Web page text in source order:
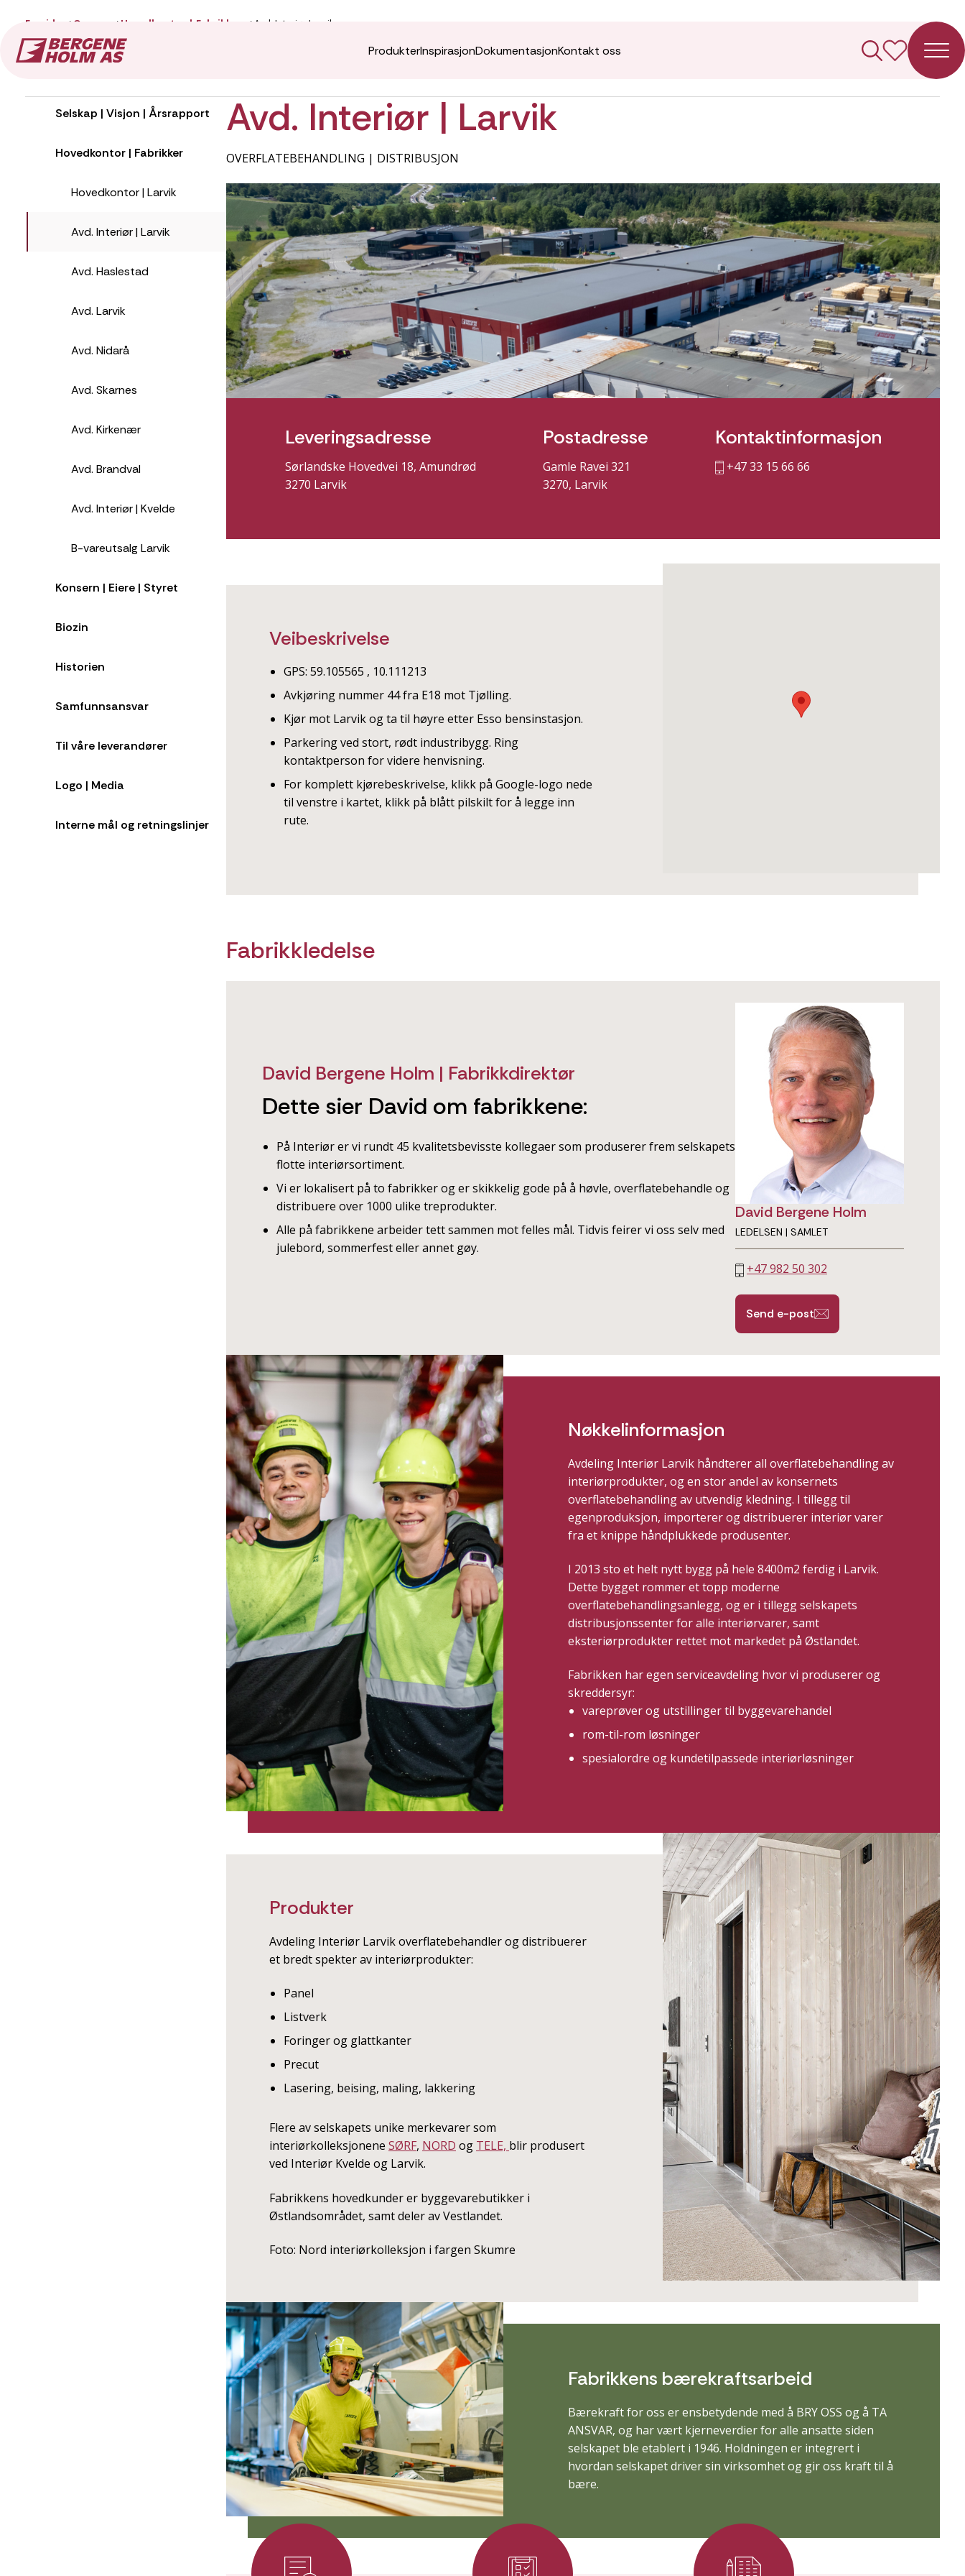
ProdukterInspirasjonDokumentasjonKontakt oss
Forside Om oss Hovedkontor | Fabrikker Avd. Interiør Larvik
Om oss
Selskap | Visjon | Årsrapport
Hovedkontor | Fabrikker
Hovedkontor | Larvik
Avd. Interiør | Larvik
Avd. Haslestad
Avd. Larvik
Avd. Nidarå
Avd. Skarnes
Avd. Kirkenær
Avd. Brandval
Avd. Interiør | Kvelde
B-vareutsalg Larvik
Konsern | Eiere | Styret
Biozin
Historien
Samfunnsansvar
Til våre leverandører
Logo | Media
Interne mål og retningslinjer
Avd. Interiør | Larvik
OVERFLATEBEHANDLING | DISTRIBUSJON
Leveringsadresse
Sørlandske Hovedvei 18, Amundrød
3270 Larvik
Postadresse
Gamle Ravei 321
3270, Larvik
Kontaktinformasjon
+47 33 15 66 66
Veibeskrivelse
GPS: 59.105565 , 10.111213
Avkjøring nummer 44 fra E18 mot Tjølling.
Kjør mot Larvik og ta til høyre etter Esso bensinstasjon.
Parkering ved stort, rødt industribygg. Ring
kontaktperson for videre henvisning.
For komplett kjørebeskrivelse, klikk på Google-logo nede
til venstre i kartet, klikk på blått pilskilt for å legge inn
rute.
Fabrikkledelse
David Bergene Holm | Fabrikkdirektør
Dette sier David om fabrikkene:
På Interiør er vi rundt 45 kvalitetsbevisste kollegaer som produserer frem selskapets
flotte interiørsortiment.
Vi er lokalisert på to fabrikker og er skikkelig gode på å høvle, overflatebehandle og
distribuere over 1000 ulike treprodukter.
Alle på fabrikkene arbeider tett sammen mot felles mål. Tidvis feirer vi oss selv med
julebord, sommerfest eller annet gøy.
David Bergene Holm
LEDELSEN | SAMLET
+47 982 50 302
Send e-post
Nøkkelinformasjon
Avdeling Interiør Larvik håndterer all overflatebehandling av
interiørprodukter, og en stor andel av konsernets
overflatebehandling av utvendig kledning. I tillegg til
egenproduksjon, importerer og distribuerer interiør varer
fra et knippe håndplukkede produsenter.
I 2013 sto et helt nytt bygg på hele 8400m2 ferdig i Larvik.
Dette bygget rommer et topp moderne
overflatebehandlingsanlegg, og er i tillegg selskapets
distribusjonssenter for alle interiørvarer, samt
eksteriørprodukter rettet mot markedet på Østlandet.
Fabrikken har egen serviceavdeling hvor vi produserer og
skreddersyr:
vareprøver og utstillinger til byggevarehandel
rom-til-rom løsninger
spesialordre og kundetilpassede interiørløsninger
Produkter
Avdeling Interiør Larvik overflatebehandler og distribuerer
et bredt spekter av interiørprodukter:
Panel
Listverk
Foringer og glattkanter
Precut
Lasering, beising, maling, lakkering
Flere av selskapets unike merkevarer som
interiørkolleksjonene SØRF, NORD og TELE, blir produsert
ved Interiør Kvelde og Larvik.
Fabrikkens hovedkunder er byggevarebutikker i
Østlandsområdet, samt deler av Vestlandet.
Foto: Nord interiørkolleksjon i fargen Skumre
Fabrikkens bærekraftsarbeid
Bærekraft for oss er ensbetydende med å BRY OSS og å TA
ANSVAR, og har vært kjerneverdier for alle ansatte siden
selskapet ble etablert i 1946. Holdningen er integrert i
hvordan selskapet driver sin virksomhet og gir oss kraft til å
bære.